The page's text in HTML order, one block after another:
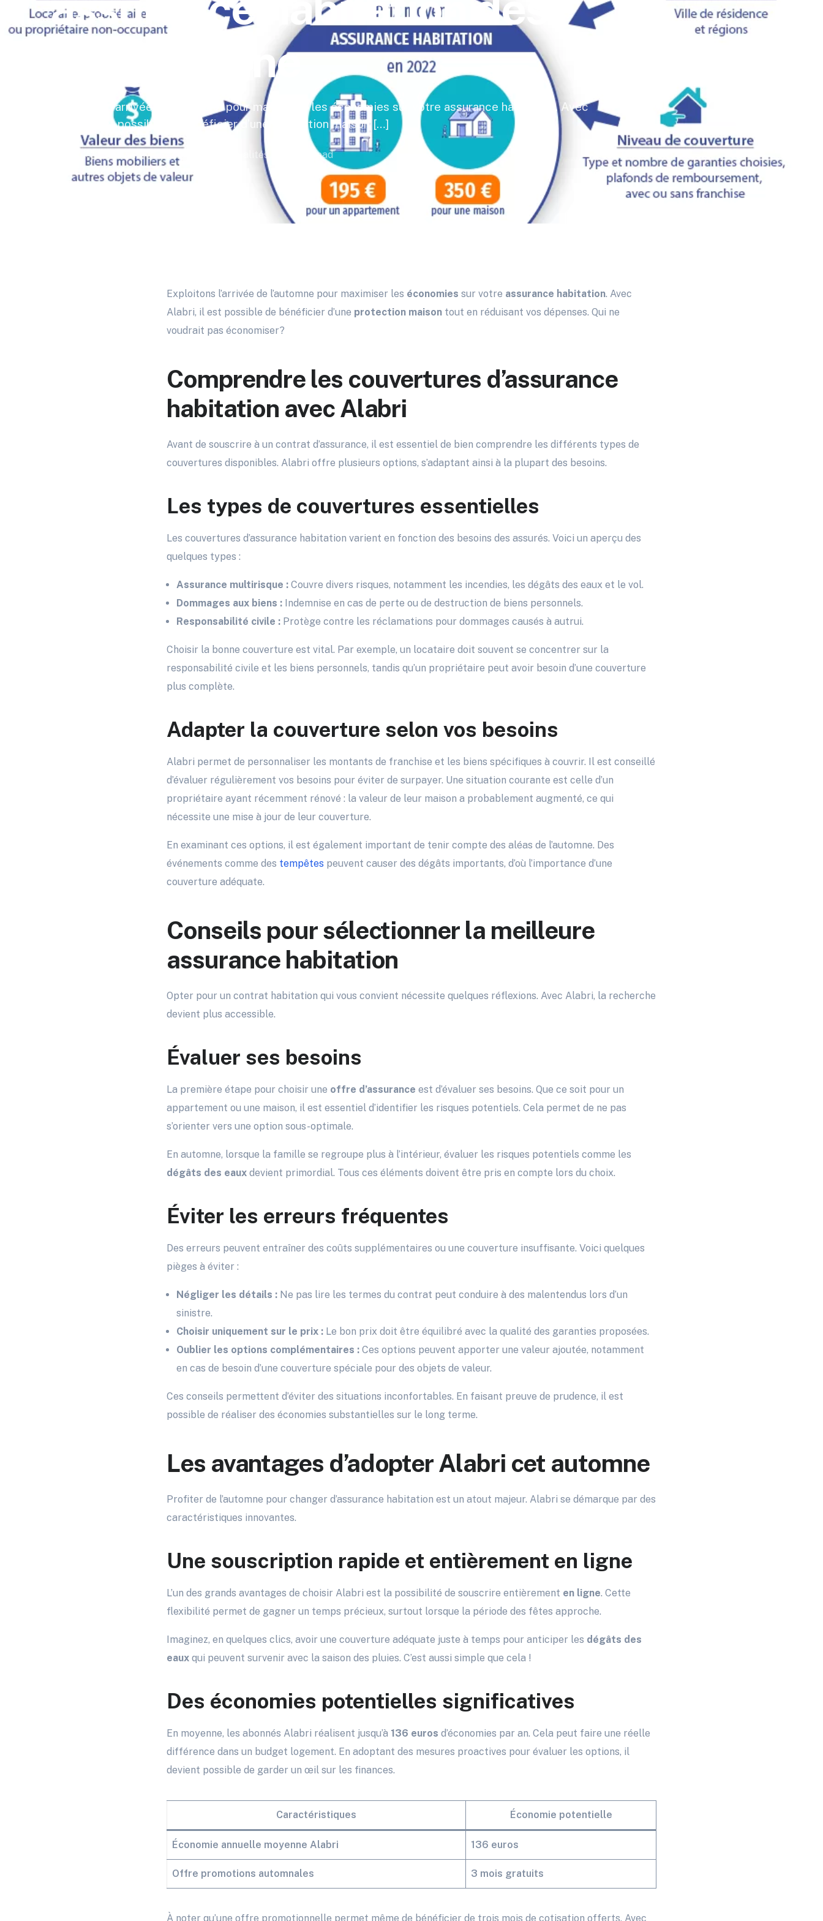
cet automne
Exploitons l’arrivée de l’automne pour maximiser les économies sur votre assurance habitation. Avec
Alabri, il est possible de bénéficier d’une protection maison […]
Mathilde Morin Février 23, 2026 Actualités 3 Min Read
Exploitons l’arrivée de l’automne pour maximiser les économies sur votre assurance habitation. Avec
Alabri, il est possible de bénéficier d’une protection maison tout en réduisant vos dépenses. Qui ne
voudrait pas économiser?
Comprendre les couvertures d’assurance
habitation avec Alabri
Avant de souscrire à un contrat d’assurance, il est essentiel de bien comprendre les différents types de
couvertures disponibles. Alabri offre plusieurs options, s’adaptant ainsi à la plupart des besoins.
Les types de couvertures essentielles
Les couvertures d’assurance habitation varient en fonction des besoins des assurés. Voici un aperçu des
quelques types :
Assurance multirisque : Couvre divers risques, notamment les incendies, les dégâts des eaux et le vol.
Dommages aux biens : Indemnise en cas de perte ou de destruction de biens personnels.
Responsabilité civile : Protège contre les réclamations pour dommages causés à autrui.
Choisir la bonne couverture est vital. Par exemple, un locataire doit souvent se concentrer sur la
responsabilité civile et les biens personnels, tandis qu’un propriétaire peut avoir besoin d’une couverture
plus complète.
Adapter la couverture selon vos besoins
Alabri permet de personnaliser les montants de franchise et les biens spécifiques à couvrir. Il est conseillé
d’évaluer régulièrement vos besoins pour éviter de surpayer. Une situation courante est celle d’un
propriétaire ayant récemment rénové : la valeur de leur maison a probablement augmenté, ce qui
nécessite une mise à jour de leur couverture.
En examinant ces options, il est également important de tenir compte des aléas de l’automne. Des
événements comme des tempêtes peuvent causer des dégâts importants, d’où l’importance d’une
couverture adéquate.
Conseils pour sélectionner la meilleure
assurance habitation
Opter pour un contrat habitation qui vous convient nécessite quelques réflexions. Avec Alabri, la recherche
devient plus accessible.
Évaluer ses besoins
La première étape pour choisir une offre d’assurance est d’évaluer ses besoins. Que ce soit pour un
appartement ou une maison, il est essentiel d’identifier les risques potentiels. Cela permet de ne pas
s’orienter vers une option sous-optimale.
En automne, lorsque la famille se regroupe plus à l’intérieur, évaluer les risques potentiels comme les
dégâts des eaux devient primordial. Tous ces éléments doivent être pris en compte lors du choix.
Éviter les erreurs fréquentes
Des erreurs peuvent entraîner des coûts supplémentaires ou une couverture insuffisante. Voici quelques
pièges à éviter :
Négliger les détails : Ne pas lire les termes du contrat peut conduire à des malentendus lors d’un
sinistre.
Choisir uniquement sur le prix : Le bon prix doit être équilibré avec la qualité des garanties proposées.
Oublier les options complémentaires : Ces options peuvent apporter une valeur ajoutée, notamment
en cas de besoin d’une couverture spéciale pour des objets de valeur.
Ces conseils permettent d’éviter des situations inconfortables. En faisant preuve de prudence, il est
possible de réaliser des économies substantielles sur le long terme.
Les avantages d’adopter Alabri cet automne
Profiter de l’automne pour changer d’assurance habitation est un atout majeur. Alabri se démarque par des
caractéristiques innovantes.
Une souscription rapide et entièrement en ligne
L’un des grands avantages de choisir Alabri est la possibilité de souscrire entièrement en ligne. Cette
flexibilité permet de gagner un temps précieux, surtout lorsque la période des fêtes approche.
Imaginez, en quelques clics, avoir une couverture adéquate juste à temps pour anticiper les dégâts des
eaux qui peuvent survenir avec la saison des pluies. C’est aussi simple que cela !
Des économies potentielles significatives
En moyenne, les abonnés Alabri réalisent jusqu’à 136 euros d’économies par an. Cela peut faire une réelle
différence dans un budget logement. En adoptant des mesures proactives pour évaluer les options, il
devient possible de garder un œil sur les finances.
Caractéristiques Économie potentielle
Économie annuelle moyenne Alabri 136 euros
Offre promotions automnales 3 mois gratuits
À noter qu’une offre promotionnelle permet même de bénéficier de trois mois de cotisation offerts. Avec